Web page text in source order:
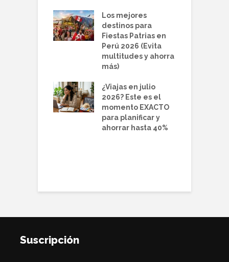
Los mejores
destinos para
Fiestas Patrias en
Perú 2026 (Evita
multitudes y ahorra
más)
¿Viajas en julio
2026? Este es el
momento EXACTO
para planificar y
ahorrar hasta 40%
Suscripción